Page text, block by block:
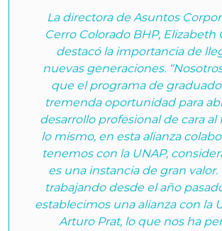
La directora de Asuntos
Cerro Colorado BHP, Elizabeth
destacó la importancia de
nuevas generaciones.
que el programa de
tremenda oportunidad para
desarrollo profesional de cara al
lo mismo, en esta alianza
tenemos con la UNAP,
es una instancia de gran valor.
trabajando desde el año
establecimos una alianza con la
Arturo Prat, lo que nos ha